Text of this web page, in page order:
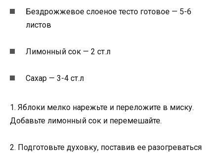
Бездрожжевое слоеное тесто готовое — 5-6
листов
Лимонный сок — 2 ст.л
Сахар — 3-4 ст.л
1. Яблоки мелко нарежьте и переложите в миску.
Добавьте лимонный сок и перемешайте.
2. Подготовьте духовку, поставив ее разогреваться